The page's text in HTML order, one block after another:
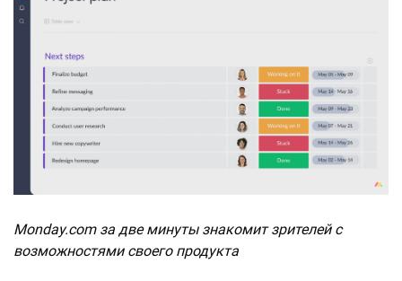
Monday.com за две минуты знакомит зрителей с
возможностями своего продукта